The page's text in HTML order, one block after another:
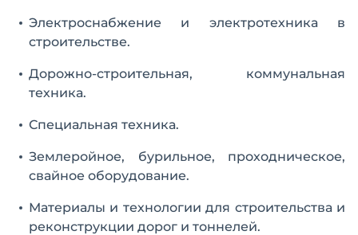
Электроснабжение и электротехника в
строительстве.
Дорожно-строительная, коммунальная
техника.
Специальная техника.
Землеройное, бурильное, проходническое,
свайное оборудование.
Материалы и технологии для строительства и
реконструкции дорог и тоннелей.